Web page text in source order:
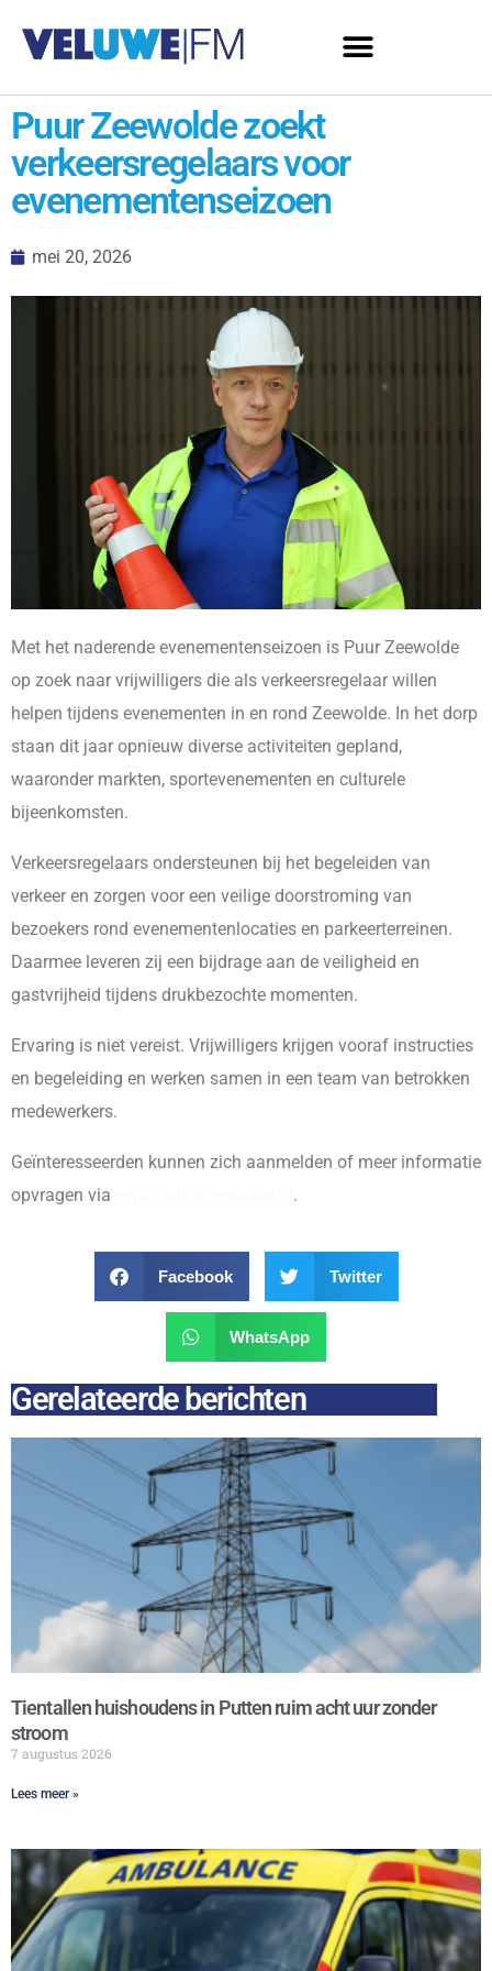
Puur Zeewolde zoekt
verkeersregelaars voor
evenementenseizoen
mei 20, 2026
Met het naderende evenementenseizoen is Puur Zeewolde
op zoek naar vrijwilligers die als verkeersregelaar willen
helpen tijdens evenementen in en rond Zeewolde. In het dorp
staan dit jaar opnieuw diverse activiteiten gepland,
waaronder markten, sportevenementen en culturele
bijeenkomsten.
Verkeersregelaars ondersteunen bij het begeleiden van
verkeer en zorgen voor een veilige doorstroming van
bezoekers rond evenementenlocaties en parkeerterreinen.
Daarmee leveren zij een bijdrage aan de veiligheid en
gastvrijheid tijdens drukbezochte momenten.
Ervaring is niet vereist. Vrijwilligers krijgen vooraf instructies
en begeleiding en werken samen in een team van betrokken
medewerkers.
Geïnteresseerden kunnen zich aanmelden of meer informatie
opvragen via
.
Facebook Twitter
WhatsApp
Gerelateerde berichten
Tientallen huishoudens in Putten ruim acht uur zonder
stroom
7 augustus 2026
Lees meer »